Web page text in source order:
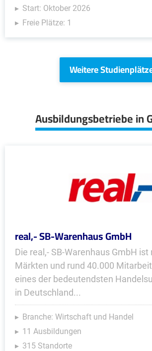
Start: Oktober 2026
Freie Plätze: 1
Weitere
Ausbildungsbetriebe in
real,- SB-Warenhaus GmbH
Die real,- SB-Warenhaus GmbH
Märkten und rund 40.000
eines der bedeutendsten
in Deutschland...
Branche: Wirtschaft und Handel
11 Ausbildungen
315 Standorte